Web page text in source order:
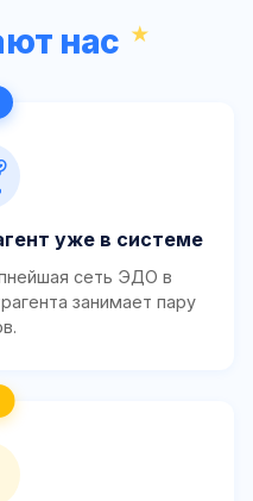
нас
уже в системе
сеть ЭДО в
занимает пару